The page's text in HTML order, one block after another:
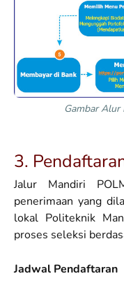
Gambar Alur
3.
Jalur Mandiri
penerimaan yang
lokal Politeknik
proses seleksi
Jadwal Pendaftaran